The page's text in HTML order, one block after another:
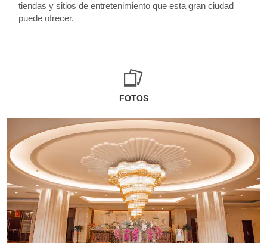
tiendas y sitios de entretenimiento que esta gran ciudad
puede ofrecer.
FOTOS